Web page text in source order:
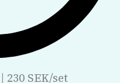
SEK/set